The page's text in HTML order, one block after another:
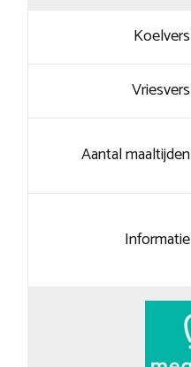
Koelvers
Vriesvers
Aantal maaltijden
Informatie